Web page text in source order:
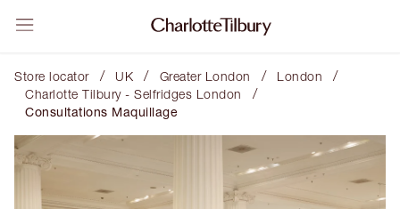
Store locator / UK / Greater London / London /
Charlotte Tilbury - Selfridges London /
Consultations Maquillage